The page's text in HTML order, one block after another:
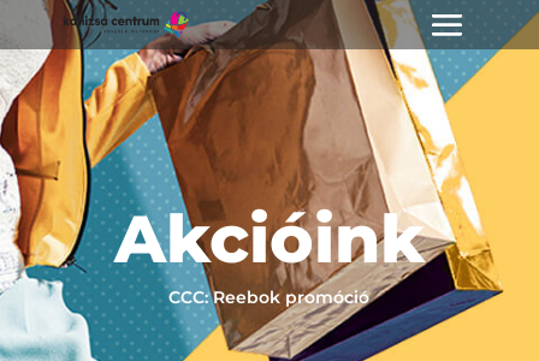
Akcióink
CCC: Reebok promóció